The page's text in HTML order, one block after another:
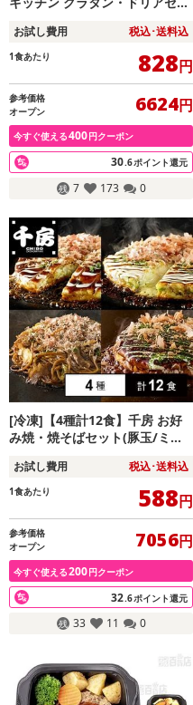
老のドリア/チキンのペンネグラ
タン/きのこ香るチキンドリア)
お試し費用 税込･送料込
1食あたり 828円
参考価格
オープン
6624円
今すぐ使える400円クーポン
30.6ポイント還元
7 173 0
[冷凍]【4種計12食】千房 お好
み焼・焼そばセット(豚玉/ミッ
お試し費用 税込･送料込
1食あたり 588円
参考価格
オープン
7056円
今すぐ使える200円クーポン
32.6ポイント還元
33 11 0